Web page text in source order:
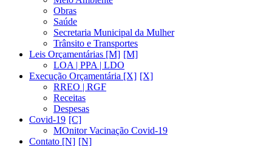
Obras
Saúde
Secretaria Municipal da Mulher
Trânsito e Transportes
Leis Orçamentárias [M]
LOA | PPA | LDO
Execução Orçamentária [X]
RREO | RGF
Receitas
Despesas
Covid-19
MOnitor Vacinação Covid-19
Contato [N]